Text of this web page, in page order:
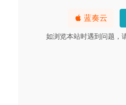
蓝奏云
如浏览本站时遇到问题，
JixiPix Pastello Pro 1.1.14 – 照